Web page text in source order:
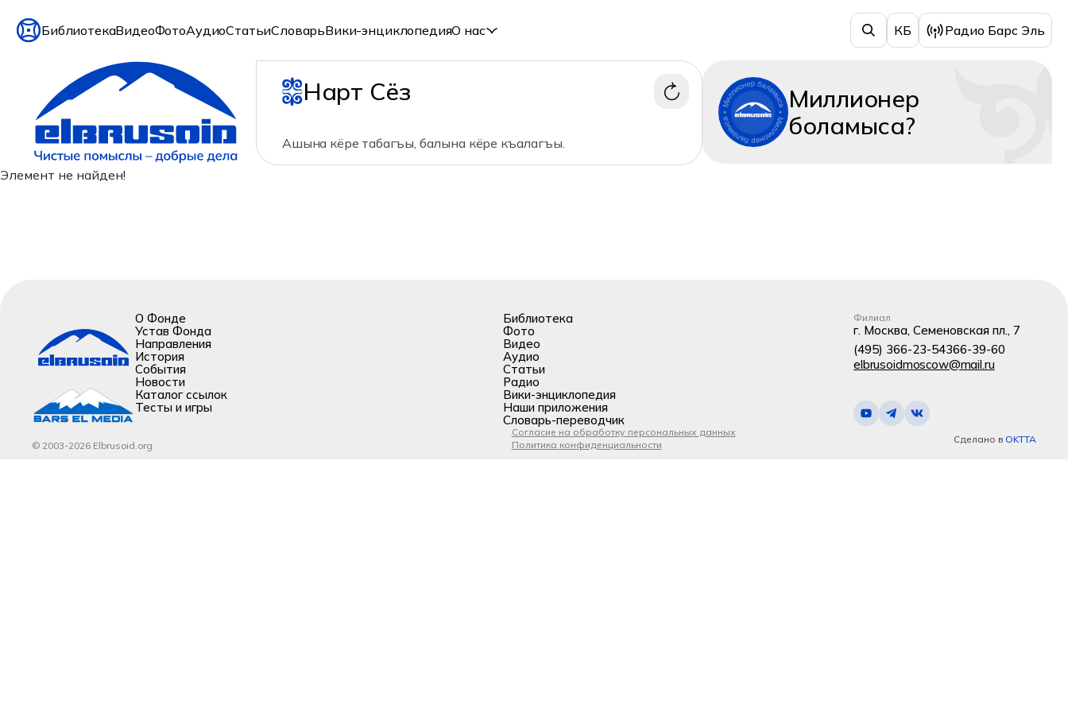
БиблиотекаВидеоФотоАудиоСтатьиСловарьВики-энциклопедияО нас КБ Радио Барс Эль
Нарт Сёз
Ашына кёре табагъы, балына кёре къалагъы.
Миллионер
боламыса?
Элемент не найден!
О Фонде
Устав Фонда
Направления
История
События
Новости
Каталог ссылок
Тесты и игры
Библиотека
Фото
Видео
Аудио
Статьи
Радио
Вики-энциклопедия
Наши приложения
Словарь-переводчик
Филиал
г. Москва, Семеновская пл., 7
(495) 366-23-54366-39-60
elbrusoidmoscow@mail.ru
© 2003-2026 Elbrusoid.org
Согласие на обработку персональных данных
Политика конфиденциальности
Сделано в OKTTA